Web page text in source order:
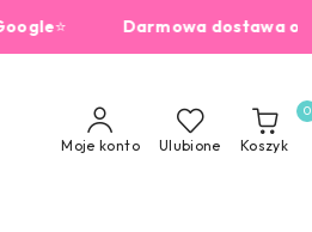
Darmowa dostawa od 229zł
Moje konto Ulubione Koszyk
0